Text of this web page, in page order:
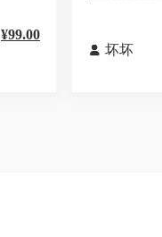
¥99.00
 坏坏